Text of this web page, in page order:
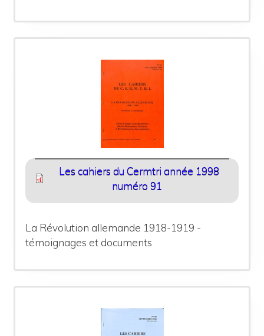
Les cahiers du Cermtri année 1998
numéro 91
La Révolution allemande 1918-1919 -
témoignages et documents